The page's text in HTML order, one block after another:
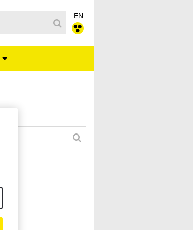
EN